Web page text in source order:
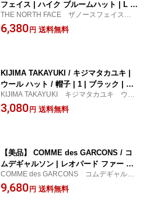
フェイス | ハイク ブルームハット | L |
ブラウン | レディース
THE NORTH FACE ザノースフェイス ハ
イク ブルームハット レディース 小物
帽子 ブラウン 古着
6,380 円 送料無料
KIJIMA TAKAYUKI / キジマタカユキ |
ウール ハット / 帽子 | 1 | ブラック | レ
ディース
KIJIMA TAKAYUKI キジマタカユキ ウー
ル ハット / 帽子 レディース 小物 帽
子 ブラック 古着
3,080 円 送料無料
【美品】 COMME des GARCONS / コ
ムデギャルソン | レオパード ファー バ
ケットハット 帽子 | ブラウン系 | レディ
ース
COMME des GARCONS コムデギャルソ
ン レオパード ファー バケットハット 帽
子 レディース 小物 帽子 ブラウン
9,680 円 送料無料